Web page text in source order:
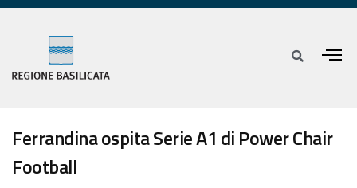
Ferrandina ospita Serie A1 di Power Chair
Football